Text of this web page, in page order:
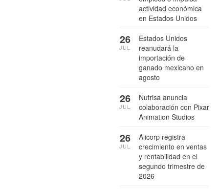
actividad económica
en Estados Unidos
Estados Unidos
reanudará la
importación de
ganado mexicano en
agosto
26
JUL
Nutrisa anuncia
colaboración con Pixar
Animation Studios
26
JUL
Alicorp registra
crecimiento en ventas
y rentabilidad en el
segundo trimestre de
2026
26
JUL